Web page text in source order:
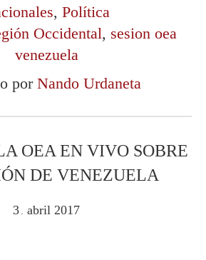
, Política
Occidental, sesion oea
venezuela
por Nando Urdaneta
OEA EN VIVO SOBRE
DE VENEZUELA
3 abril 2017